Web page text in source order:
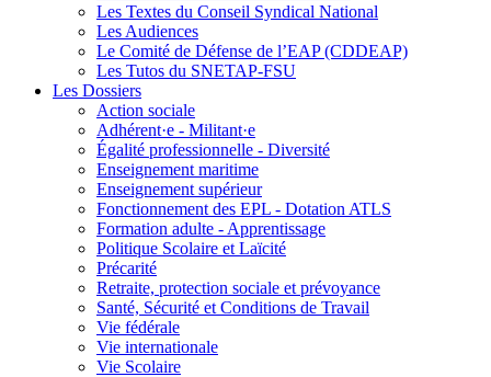
Les Textes du Conseil Syndical National
Les Audiences
Le Comité de Défense de l’EAP (CDDEAP)
Les Tutos du SNETAP-FSU
Les Dossiers
Action sociale
Adhérent·e - Militant·e
Égalité professionnelle - Diversité
Enseignement maritime
Enseignement supérieur
Fonctionnement des EPL - Dotation ATLS
Formation adulte - Apprentissage
Politique Scolaire et Laïcité
Précarité
Retraite, protection sociale et prévoyance
Santé, Sécurité et Conditions de Travail
Vie fédérale
Vie internationale
Vie Scolaire